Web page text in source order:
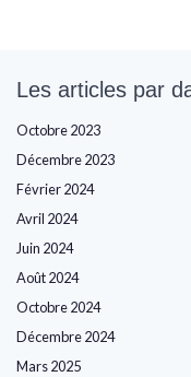
Les articles par
Octobre 2023
Décembre 2023
Février 2024
Avril 2024
Juin 2024
Août 2024
Octobre 2024
Décembre 2024
Mars 2025